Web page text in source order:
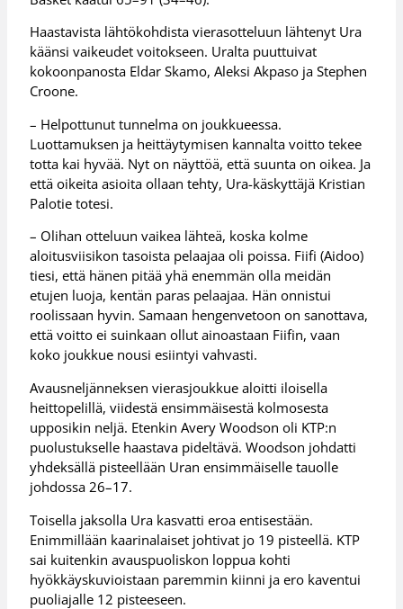
Haastavista lähtökohdista vierasotteluun lähtenyt Ura
käänsi vaikeudet voitokseen. Uralta puuttuivat
kokoonpanosta Eldar Skamo, Aleksi Akpaso ja Stephen
Croone.
– Helpottunut tunnelma on joukkueessa.
Luottamuksen ja heittäytymisen kannalta voitto tekee
totta kai hyvää. Nyt on näyttöä, että suunta on oikea. Ja
että oikeita asioita ollaan tehty, Ura-käskyttäjä Kristian
Palotie totesi.
– Olihan otteluun vaikea lähteä, koska kolme
aloitusviisikon tasoista pelaajaa oli poissa. Fiifi (Aidoo)
tiesi, että hänen pitää yhä enemmän olla meidän
etujen luoja, kentän paras pelaajaa. Hän onnistui
roolissaan hyvin. Samaan hengenvetoon on sanottava,
että voitto ei suinkaan ollut ainoastaan Fiifin, vaan
koko joukkue nousi esiintyi vahvasti.
Avausneljänneksen vierasjoukkue aloitti iloisella
heittopelillä, viidestä ensimmäisestä kolmosesta
upposikin neljä. Etenkin Avery Woodson oli KTP:n
puolustukselle haastava pideltävä. Woodson johdatti
yhdeksällä pisteellään Uran ensimmäiselle tauolle
johdossa 26–17.
Toisella jaksolla Ura kasvatti eroa entisestään.
Enimmillään kaarinalaiset johtivat jo 19 pisteellä. KTP
sai kuitenkin avauspuoliskon loppua kohti
hyökkäyskuvioistaan paremmin kiinni ja ero kaventui
puoliajalle 12 pisteeseen.